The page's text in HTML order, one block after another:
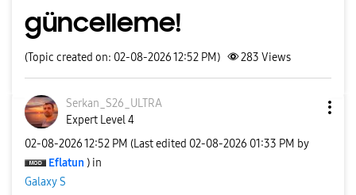
güncelleme!
(Topic created on: 02-08-2026 12:52 PM) 283 Views
Serkan_S26_ULTRA
Expert Level 4
‎02-08-202612:52 PM (Last edited ‎02-08-2026 01:33 PM by
Eflatun ) in
Galaxy S